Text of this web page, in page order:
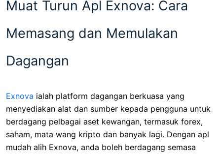
Muat Turun Apl Exnova: Cara
Memasang dan Memulakan
Dagangan
Exnova ialah platform dagangan berkuasa yang
menyediakan alat dan sumber kepada pengguna untuk
berdagang pelbagai aset kewangan, termasuk forex,
saham, mata wang kripto dan banyak lagi. Dengan apl
mudah alih Exnova, anda boleh berdagang semasa